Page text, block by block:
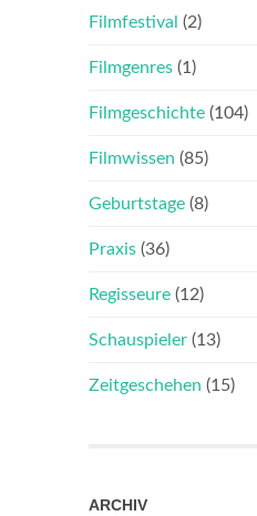
Filmfestival (2)
Filmgenres (1)
Filmgeschichte (104)
Filmwissen (85)
Geburtstage (8)
Praxis (36)
Regisseure (12)
Schauspieler (13)
Zeitgeschehen (15)
ARCHIV